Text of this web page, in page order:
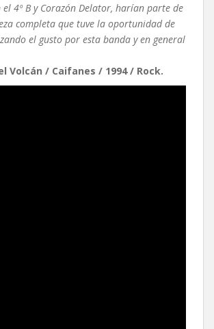
el 4º B y Corazón Delator, harían parte de
completa que tuve la oportunidad de
el gusto por esta banda y en general
Volcán / Caifanes / 1994 / Rock.